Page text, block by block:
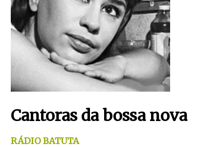
Cantoras da bossa nova
RÁDIO BATUTA